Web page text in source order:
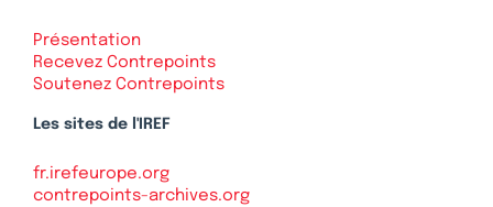
Présentation
Recevez Contrepoints
Soutenez Contrepoints
Les sites de l'IREF
fr.irefeurope.org
contrepoints-archives.org